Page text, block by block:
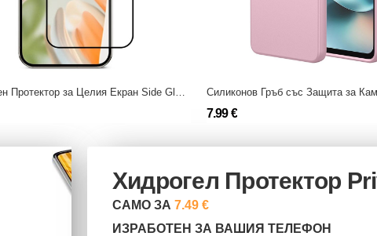
7.99 €
Хидрогел Протектор
САМО ЗА 7.49 €
ИЗРАБОТЕН ЗА ВАШИЯ ТЕЛЕФОН